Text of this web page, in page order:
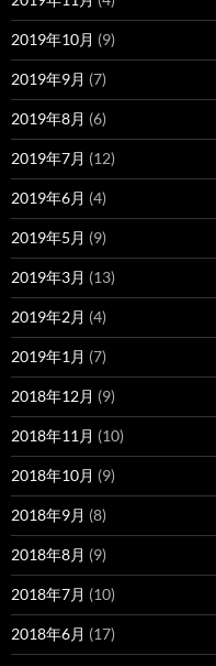
2019年10月 (9)
2019年9月 (7)
2019年8月 (6)
2019年7月 (12)
2019年6月 (4)
2019年5月 (9)
2019年3月 (13)
2019年2月 (4)
2019年1月 (7)
2018年12月 (9)
2018年11月 (10)
2018年10月 (9)
2018年9月 (8)
2018年8月 (9)
2018年7月 (10)
2018年6月 (17)